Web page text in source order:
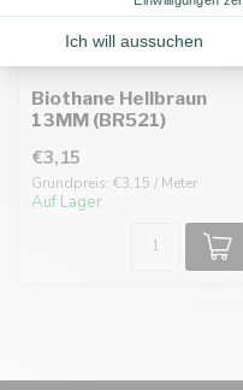
Biothane Hellbraun
13MM (BR521)
€3,15
Grundpreis: €3,15 / Meter
Auf Lager